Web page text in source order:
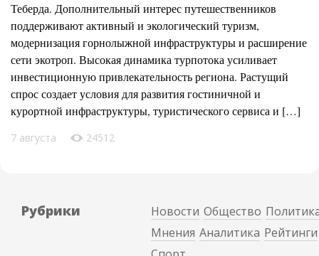
Теберда. Дополнительный интерес путешественников
поддерживают активный и экологический туризм,
модернизация горнолыжной инфраструктуры и расширение
сети экотроп. Высокая динамика турпотока усиливает
инвестиционную привлекательность региона. Растущий
спрос создает условия для развития гостиничной и
курортной инфраструктуры, туристического сервиса и […]
7 августа 24512
Рубрики Новости Общество
Мнения Аналитика Рейтинги